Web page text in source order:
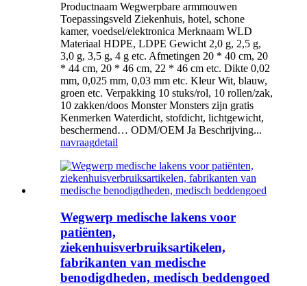
Productnaam Wegwerpbare armmouwen
Toepassingsveld Ziekenhuis, hotel, schone
kamer, voedsel/elektronica Merknaam WLD
Materiaal HDPE, LDPE Gewicht 2,0 g, 2,5 g,
3,0 g, 3,5 g, 4 g etc. Afmetingen 20 * 40 cm, 20
* 44 cm, 20 * 46 cm, 22 * 46 cm etc. Dikte 0,02
mm, 0,025 mm, 0,03 mm etc. Kleur Wit, blauw,
groen etc. Verpakking 10 stuks/rol, 10 rollen/zak,
10 zakken/doos Monster Monsters zijn gratis
Kenmerken Waterdicht, stofdicht, lichtgewicht,
beschermend… ODM/OEM Ja Beschrijving...
navraagdetail
Wegwerp medische lakens voor
patiënten,
ziekenhuisverbruiksartikelen,
fabrikanten van medische
benodigdheden, medisch beddengoed